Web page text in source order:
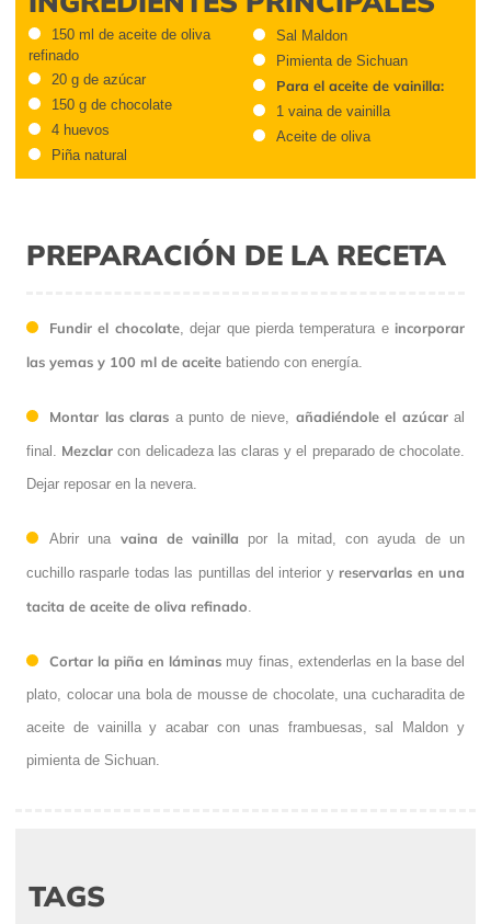
150 ml de aceite de oliva
refinado
20 g de azúcar
150 g de chocolate
4 huevos
Piña natural
Sal Maldon
Pimienta de Sichuan
Para el aceite de vainilla:
1 vaina de vainilla
Aceite de oliva
PREPARACIÓN DE LA RECETA
Fundir el chocolate, dejar que pierda temperatura e incorporar
las yemas y 100 ml de aceite batiendo con energía.
Montar las claras a punto de nieve, añadiéndole el azúcaral
final. Mezclarcon delicadeza las claras y el preparado de chocolate.
Dejar reposar en la nevera.
Abrir una vaina de vainilla por la mitad, con ayuda de un
cuchillo rasparle todas las puntillas del interior yreservarlas en una
tacita de aceite de oliva refinado
Cortar la piña en láminas muy finas, extenderlas en la base del
plato, colocar una bola de mousse de chocolate, una cucharadita de
aceite de vainilla y acabar con unas frambuesas, sal Maldon y
pimienta de Sichuan.
TAGS